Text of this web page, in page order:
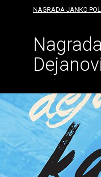
NAGRADA JANKO